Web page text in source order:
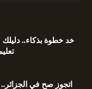
خد خطوة بذكاء..
اتجوز صح في الجزائر..